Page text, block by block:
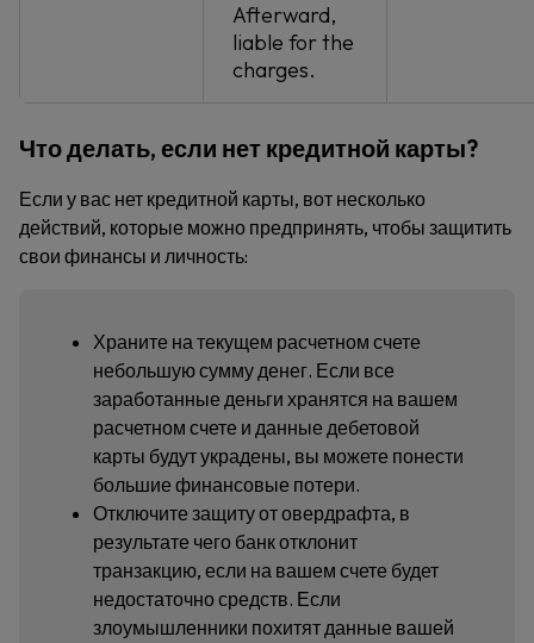
Afterward,
liable for the
charges.
Что делать, если нет кредитной карты?
Если у вас нет кредитной карты, вот несколько
действий, которые можно предпринять, чтобы защитить
свои финансы и личность:
Храните на текущем расчетном счете
небольшую сумму денег. Если все
заработанные деньги хранятся на вашем
расчетном счете и данные дебетовой
карты будут украдены, вы можете понести
большие финансовые потери.
Отключите защиту от овердрафта, в
результате чего банк отклонит
транзакцию, если на вашем счете будет
недостаточно средств. Если
злоумышленники похитят данные вашей